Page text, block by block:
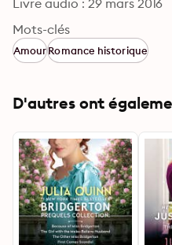
Livre audio : 29 mars 2016
Mots-clés
AmourRomance historique
D'autres ont